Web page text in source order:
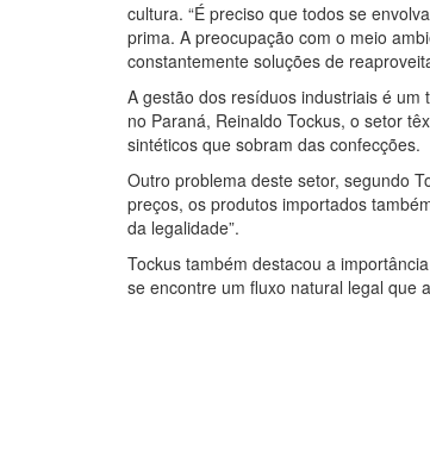
cultura. “É preciso que todos se
prima. A preocupação com o meio
constantemente soluções de
A gestão dos resíduos industriais é
no Paraná, Reinaldo Tockus, o setor
sintéticos que sobram das confecções.
Outro problema deste setor, segundo
preços, os produtos importados
da legalidade”.
Tockus também destacou a
se encontre um fluxo natural legal que